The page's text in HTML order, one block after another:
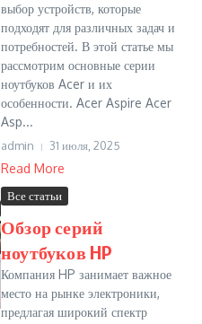
выбор устройств, которые
подходят для различных задач и
потребностей. В этой статье мы
рассмотрим основные серии
ноутбуков Acer и их
особенности. Acer Aspire Acer
Asp...
admin 31 июля, 2025
Read More
Все статьи
Обзор серий
ноутбуков HP
Компания HP занимает важное
место на рынке электроники,
предлагая широкий спектр